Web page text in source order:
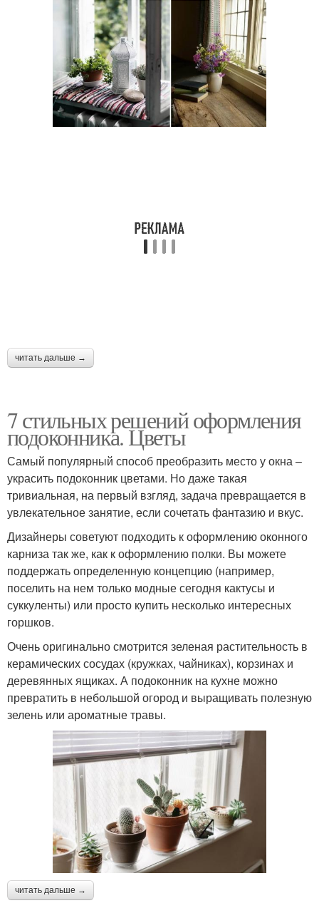
читать дальше →
7 стильных решений оформления
подоконника. Цветы
Самый популярный способ преобразить место у окна –
украсить подоконник цветами. Но даже такая
тривиальная, на первый взгляд, задача превращается в
увлекательное занятие, если сочетать фантазию и вкус.
Дизайнеры советуют подходить к оформлению оконного
карниза так же, как к оформлению полки. Вы можете
поддержать определенную концепцию (например,
поселить на нем только модные сегодня кактусы и
суккуленты) или просто купить несколько интересных
горшков.
Очень оригинально смотрится зеленая растительность в
керамических сосудах (кружках, чайниках), корзинах и
деревянных ящиках. А подоконник на кухне можно
превратить в небольшой огород и выращивать полезную
зелень или ароматные травы.
читать дальше →